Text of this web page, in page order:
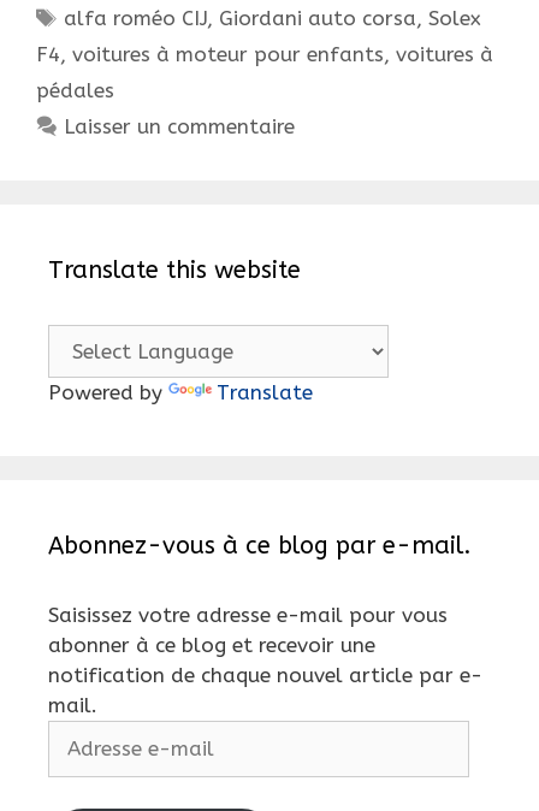
BELLES
CHAMPENOISES
D’EPOQUE,
2015.
Étiquettes
alfa roméo CIJ, Giordani auto corsa,Solex
F4, voitures à moteur pour enfants, voitures à
pédales
Laisser un commentaire
Translate this website
Powered by Translate
Abonnez-vous à ce blog par e-mail.
Saisissez votre adresse e-mail pour vous
abonner à ce blog et recevoir une
notification de chaque nouvel article par e-
mail.